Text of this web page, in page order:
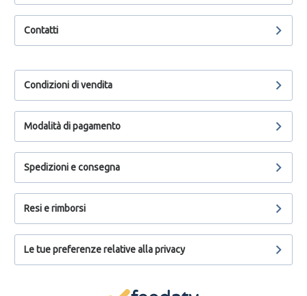
Contatti
Condizioni di vendita
Modalità di pagamento
Spedizioni e consegna
Resi e rimborsi
Le tue preferenze relative alla privacy